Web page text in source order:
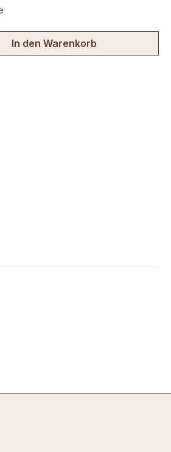
gewünschten Wert
In den Warenkorb